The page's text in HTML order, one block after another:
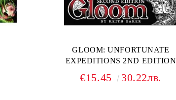
GLOOM: UNFORTUNATE
EXPEDITIONS 2ND EDITION
€15.45 30.22лв.